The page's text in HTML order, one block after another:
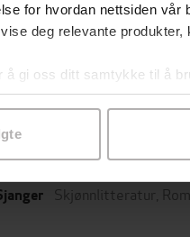
for hvordan nettsiden
deg relevante
å gi oss ditt samtykke til å
ved å klikke på
Jørn Lier Horst
EBOK
09.06.2022
Skjønnlitteratur